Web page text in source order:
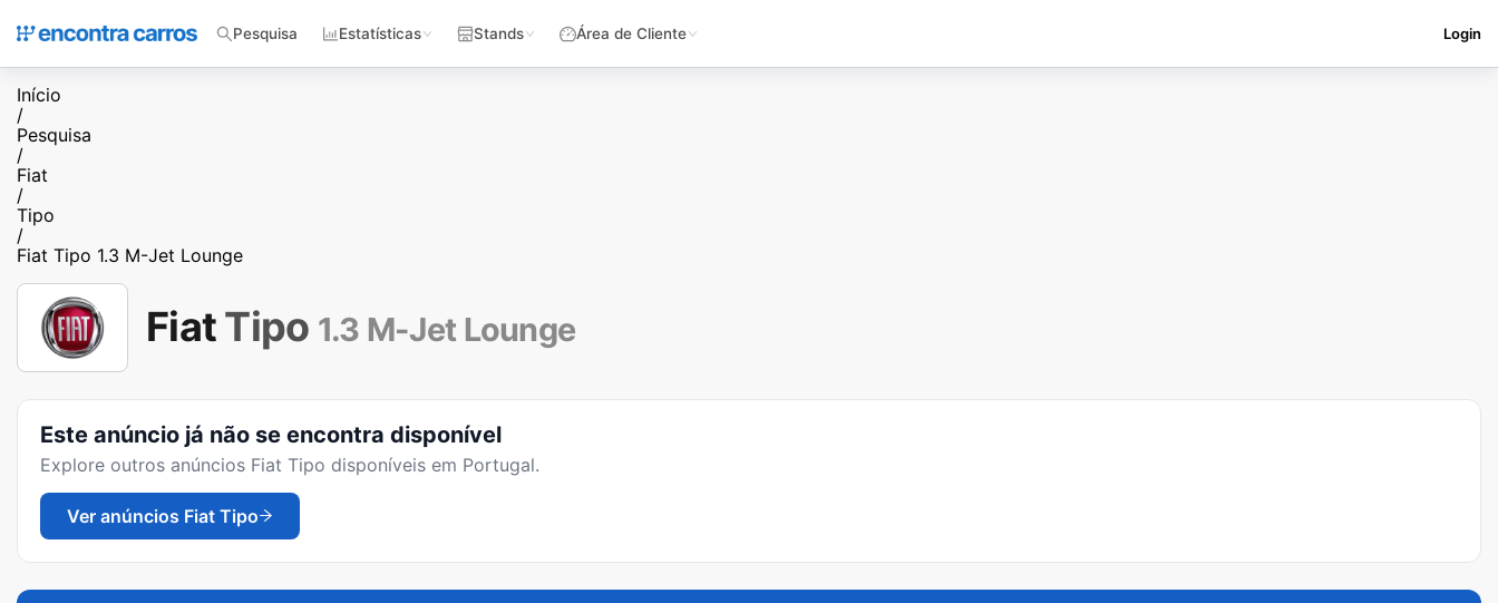
Pesquisa Estatísticas Stands Área de Cliente Login
Início
/
Pesquisa
/
Fiat
/
Tipo
/
Fiat Tipo 1.3 M-Jet Lounge
FiatTipo 1.3 M-Jet Lounge
Este anúncio já não se encontra disponível
Explore outros anúncios Fiat Tipo disponíveis em Portugal.
Ver anúncios Fiat Tipo